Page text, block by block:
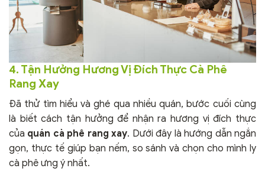
4. Tận Hưởng Hương Vị Đích Thực Cà Phê
Rang Xay
Đã thử tìm hiểu và ghé qua nhiều quán, bước cuối cùng
là biết cách tận hưởng để nhận ra hương vị đích thực
của quán cà phê rang xay. Dưới đây là hướng dẫn ngắn
gọn, thực tế giúp bạn nếm, so sánh và chọn cho mình ly
cà phê ưng ý nhất.